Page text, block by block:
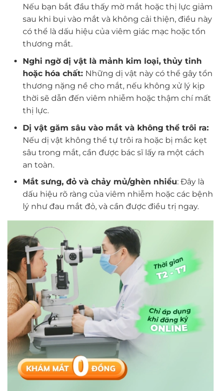
Nếu bạn bắt đầu thấy mờ mắt hoặc thị lực giảm
sau khi bụi vào mắt và không cải thiện, điều này
có thể là dấu hiệu của viêm giác mạc hoặc tổn
thương mắt.
Nghi ngờ dị vật là mảnh kim loại, thủy tinh
hoặc hóa chất: Những dị vật này có thể gây tổn
thương nặng nề cho mắt, nếu không xử lý kịp
thời sẽ dẫn đến viêm nhiễm hoặc thậm chí mất
thị lực.
Dị vật găm sâu vào mắt và không thể trôi ra:
Nếu dị vật không thể tự trôi ra hoặc bị mắc kẹt
sâu trong mắt, cần được bác sĩ lấy ra một cách
an toàn.
Mắt sưng, đỏ và chảy mủ/ghèn nhiều: Đây là
dấu hiệu rõ ràng của viêm nhiễm hoặc các bệnh
lý như đau mắt đỏ, và cần được điều trị ngay.